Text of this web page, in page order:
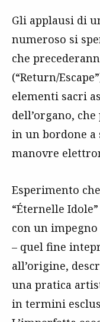
Gli applausi di
numeroso si
che
(“Return/
elementi sacri
dell’organo,
in un bordone a
manovre
Esperimento
“Éternelle
con un
– quel fine
all’origine,
una pratica
in termini